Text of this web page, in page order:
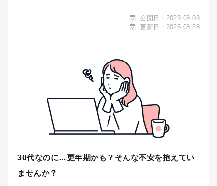
公開日：2023.08.03
更新日：2025.08.28
30代なのに…更年期かも？そんな不安を抱えてい
ませんか？